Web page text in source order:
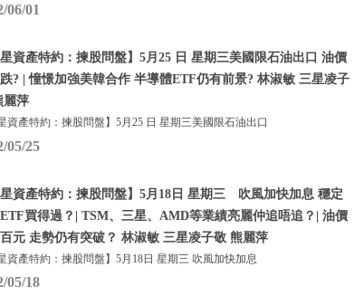
06/01
星資產特約：揀股問盤】5月25 日 星期三美國限石油出口 油價
? | 憧憬加強美韓合作 半導體ETF仍有前景? 林淑敏 三星凌子
麗萍
資產特約：揀股問盤】5月25 日 星期三美國限石油出口
05/25
星資產特約：揀股問盤】5月18日 星期三 吹風加快加息 穩定
買得過？| TSM、三星、AMD等業績亮麗仲追唔追？| 油價
元 走勢仍有突破？ 林淑敏 三星凌子敬 熊麗萍
資產特約：揀股問盤】5月18日 星期三 吹風加快加息
05/18